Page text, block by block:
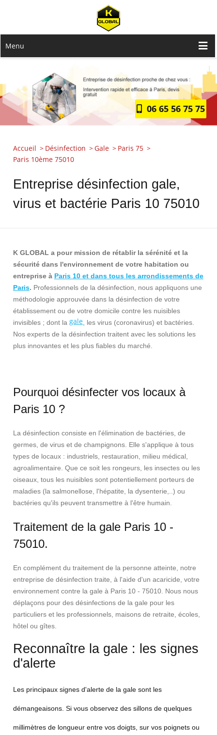
Menu
06 65 56 75 75
Accueil Désinfection Gale
Paris 75
Paris 10ème 75010
Entreprise désinfection gale,
virus et bactérie Paris 10 75010
K GLOBAL a pour mission de rétablir la sérénité et la
sécurité dans l'environnement de votre habitation ou
entreprise à Paris 10 et dans tous les arrondissements de
Paris. Professionnels de la désinfection, nous appliquons une
méthodologie approuvée dans la désinfection de votre
établissement ou de votre domicile contre les nuisibles
invisibles ; dont la gale, les virus (coronavirus) et bactéries.
Nos experts de la désinfection traitent avec les solutions les
plus innovantes et les plus fiables du marché.
Pourquoi désinfecter vos locaux à
Paris 10 ?
La désinfection consiste en l'élimination de bactéries, de
germes, de virus et de champignons. Elle s'applique à tous
types de locaux : industriels, restauration, milieu médical,
agroalimentaire. Que ce soit les rongeurs, les insectes ou les
oiseaux, tous les nuisibles sont potentiellement porteurs de
maladies (la salmonellose, l'hépatite, la dysenterie,..) ou
bactéries qu'ils peuvent transmettre à l'être humain.
Traitement de la gale Paris 10 -
75010.
En complément du traitement de la personne atteinte, notre
entreprise de désinfection traite, à l'aide d'un acaricide, votre
environnement contre la gale à Paris 10 - 75010. Nous nous
déplaçons pour des désinfections de la gale pour les
particuliers et les professionnels, maisons de retraite, écoles,
hôtel ou gîtes.
Reconnaître la gale : les signes
d'alerte
Les principaux signes d'alerte de la gale sont les
démangeaisons. Si vous observez des sillons de quelques
millimètres de longueur entre vos doigts, sur vos poignets ou